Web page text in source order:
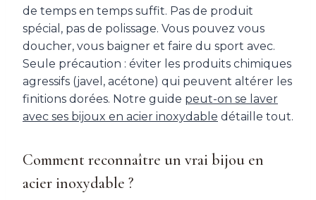
de temps en temps suffit. Pas de produit
spécial, pas de polissage. Vous pouvez vous
doucher, vous baigner et faire du sport avec.
Seule précaution : éviter les produits chimiques
agressifs (javel, acétone) qui peuvent altérer les
finitions dorées. Notre guide peut-on se laver
avec ses bijoux en acier inoxydable détaille tout.
Comment reconnaître un vrai bijou en
acier inoxydable ?